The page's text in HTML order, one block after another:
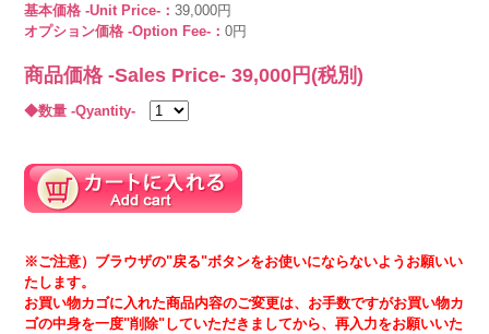
基本価格 -Unit Price-：39,000円
オプション価格 -Option Fee-：0円
商品価格 -Sales Price-39,000 円(税別)
◆数量 -Qyantity-
※ご注意）ブラウザの"戻る"ボタンをお使いにならないようお願いい
たします。
お買い物カゴに入れた商品内容のご変更は、お手数ですがお買い物カ
ゴの中身を一度"削除"していただきましてから、再入力をお願いいた